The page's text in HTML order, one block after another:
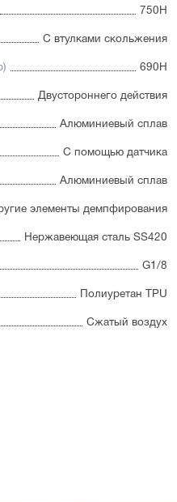
750Н
С втулками скольжения
690Н
Двустороннего действия
Алюминиевый сплав
С помощью датчика
Алюминиевый сплав
элементы демпфирования
Нержавеющая сталь SS420
G1/8
Полиуретан TPU
Сжатый воздух